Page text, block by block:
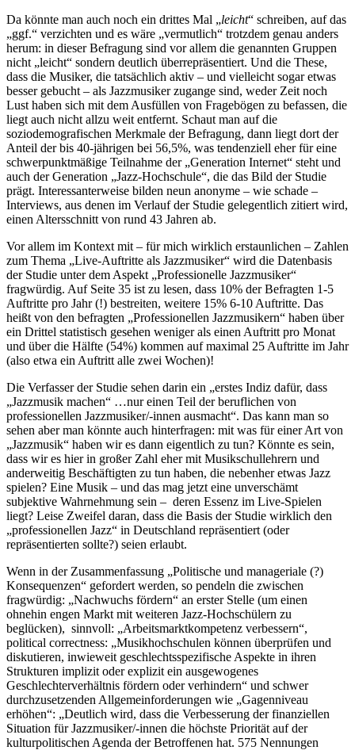
Da könnte man auch noch ein drittes Mal „leicht“ schreiben, auf das
„ggf.“ verzichten und es wäre „vermutlich“ trotzdem genau anders
herum: in dieser Befragung sind vor allem die genannten Gruppen
nicht „leicht“ sondern deutlich überrepräsentiert. Und die These,
dass die Musiker, die tatsächlich aktiv – und vielleicht sogar etwas
besser gebucht – als Jazzmusiker zugange sind, weder Zeit noch
Lust haben sich mit dem Ausfüllen von Fragebögen zu befassen, die
liegt auch nicht allzu weit entfernt. Schaut man auf die
soziodemografischen Merkmale der Befragung, dann liegt dort der
Anteil der bis 40-jährigen bei 56,5%, was tendenziell eher für eine
schwerpunktmäßige Teilnahme der „Generation Internet“ steht und
auch der Generation „Jazz-Hochschule“, die das Bild der Studie
prägt. Interessanterweise bilden neun anonyme – wie schade –
Interviews, aus denen im Verlauf der Studie gelegentlich zitiert wird,
einen Altersschnitt von rund 43 Jahren ab.
Vor allem im Kontext mit – für mich wirklich erstaunlichen – Zahlen
zum Thema „Live-Auftritte als Jazzmusiker“ wird die Datenbasis
der Studie unter dem Aspekt „Professionelle Jazzmusiker“
fragwürdig. Auf Seite 35 ist zu lesen, dass 10% der Befragten 1-5
Auftritte pro Jahr (!) bestreiten, weitere 15% 6-10 Auftritte. Das
heißt von den befragten „Professionellen Jazzmusikern“ haben über
ein Drittel statistisch gesehen weniger als einen Auftritt pro Monat
und über die Hälfte (54%) kommen auf maximal 25 Auftritte im Jahr
(also etwa ein Auftritt alle zwei Wochen)!
Die Verfasser der Studie sehen darin ein „erstes Indiz dafür, dass
„Jazzmusik machen“ …nur einen Teil der beruflichen von
professionellen Jazzmusiker/-innen ausmacht“. Das kann man so
sehen aber man könnte auch hinterfragen: mit was für einer Art von
„Jazzmusik“ haben wir es dann eigentlich zu tun? Könnte es sein,
dass wir es hier in großer Zahl eher mit Musikschullehrern und
anderweitig Beschäftigten zu tun haben, die nebenher etwas Jazz
spielen? Eine Musik – und das mag jetzt eine unverschämt
subjektive Wahrnehmung sein – deren Essenz im Live-Spielen
liegt? Leise Zweifel daran, dass die Basis der Studie wirklich den
„professionellen Jazz“ in Deutschland repräsentiert (oder
repräsentierten sollte?) seien erlaubt.
Wenn in der Zusammenfassung „Politische und manageriale (?)
Konsequenzen“ gefordert werden, so pendeln die zwischen
fragwürdig: „Nachwuchs fördern“ an erster Stelle (um einen
ohnehin engen Markt mit weiteren Jazz-Hochschülern zu
beglücken), sinnvoll: „Arbeitsmarktkompetenz verbessern“,
political correctness: „Musikhochschulen können überprüfen und
diskutieren, inwieweit geschlechtsspezifische Aspekte in ihren
Strukturen implizit oder explizit ein ausgewogenes
Geschlechterverhältnis fördern oder verhindern“ und schwer
durchzusetzenden Allgemeinforderungen wie „Gagenniveau
erhöhen“: „Deutlich wird, dass die Verbesserung der finanziellen
Situation für Jazzmusiker/-innen die höchste Priorität auf der
kulturpolitischen Agenda der Betroffenen hat. 575 Nennungen